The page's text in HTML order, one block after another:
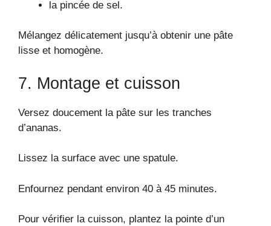
la pincée de sel.
Mélangez délicatement jusqu’à obtenir une pâte
lisse et homogène.
7. Montage et cuisson
Versez doucement la pâte sur les tranches
d’ananas.
Lissez la surface avec une spatule.
Enfournez pendant environ 40 à 45 minutes.
Pour vérifier la cuisson, plantez la pointe d’un